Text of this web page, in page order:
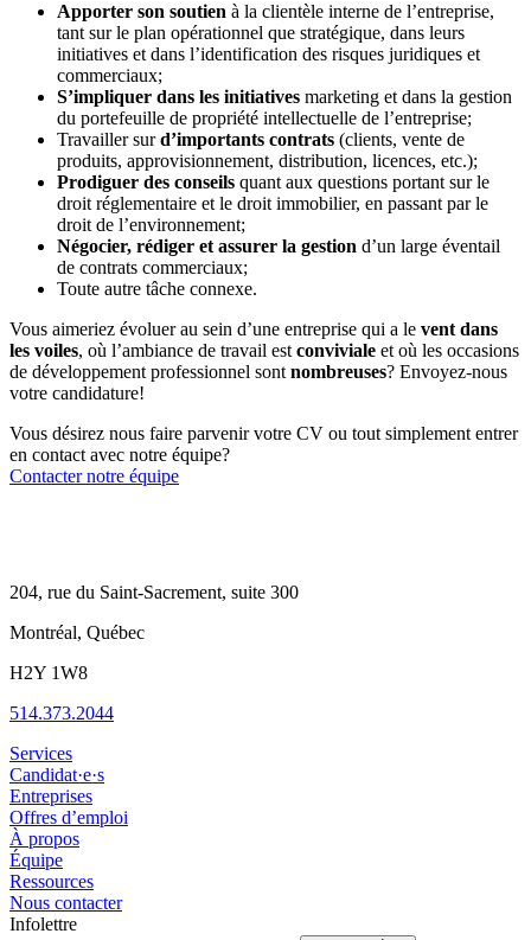
Apporter son soutien à la clientèle interne de l’entreprise,
tant sur le plan opérationnel que stratégique, dans leurs
initiatives et dans l’identification des risques juridiques et
commerciaux;
S’impliquer dans les initiatives marketing et dans la gestion
du portefeuille de propriété intellectuelle de l’entreprise;
Travailler surd’importants contrats (clients, vente de
produits, approvisionnement, distribution, licences, etc.);
Prodiguer des conseils quant aux questions portant sur le
droit réglementaire et le droit immobilier, en passant par le
droit de l’environnement;
Négocier, rédiger et assurer la gestion d’un large éventail
de contrats commerciaux;
Toute autre tâche connexe.
Vous aimeriez évoluer au sein d’une entreprise qui a le vent dans
les voiles, où l’ambiance de travail est conviviale et où les occasions
de développement professionnel sont nombreuses? Envoyez-nous
votre candidature!
Vous désirez nous faire parvenir votre CV ou tout simplement entrer
en contact avec notre équipe?
Contacter notre équipe
204, rue du Saint-Sacrement, suite 300
Montréal, Québec
H2Y 1W8
514.373.2044
Services
Candidat·e·s
Entreprises
Offres d’emploi
À propos
Équipe
Ressources
Nous contacter
Infolettre